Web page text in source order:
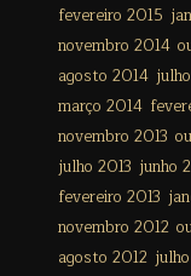
fevereiro 2015
novembro 2014
agosto 2014
março 2014
novembro 2013
julho 2013 junho
fevereiro 2013
novembro 2012
agosto 2012